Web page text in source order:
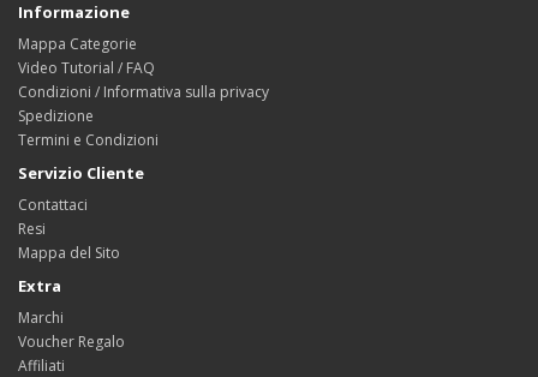
Informazione
Mappa Categorie
Video Tutorial / FAQ
Condizioni / Informativa sulla privacy
Spedizione
Termini e Condizioni
Servizio Cliente
Contattaci
Resi
Mappa del Sito
Extra
Marchi
Voucher Regalo
Affiliati